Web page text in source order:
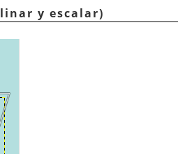
y escalar)